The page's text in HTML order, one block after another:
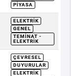
PIYASA
ELEKTRIK
GENEL
TEMINAT -
ELEKTRIK
ÇEVRESEL
DUYURULAR
ELEKTRIK